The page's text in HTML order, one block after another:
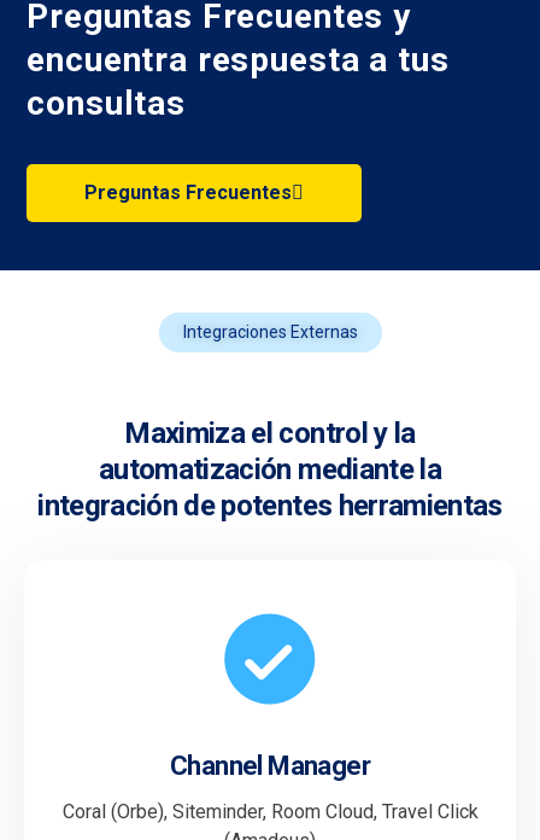
Preguntas Frecuentes y
encuentra respuesta a tus
consultas
Preguntas Frecuentes
Integraciones Externas
Maximiza el control y la
automatización mediante la
integración de potentes herramientas
Channel Manager
Coral (Orbe), Siteminder, Room Cloud, Travel Click